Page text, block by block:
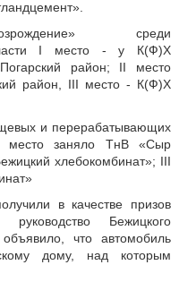
среди
I место - у К(Ф)Х
район; II место
район, III место - К(Ф)Х
и перерабатывающих
I место заняло ТнВ «Сыр
хлебокомбинат»; III
в качестве призов
Бежицкого
что автомобиль
дому, над которым